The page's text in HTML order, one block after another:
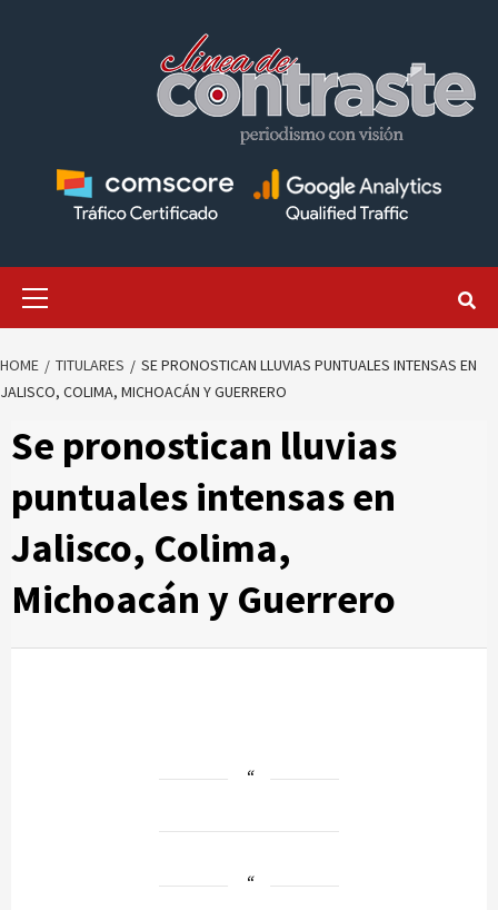
HOME TITULARES
SE PRONOSTICAN LLUVIAS PUNTUALES INTENSAS EN
JALISCO, COLIMA, MICHOACÁN Y GUERRERO
Se pronostican lluvias
puntuales intensas en
Jalisco, Colima,
Michoacán y Guerrero